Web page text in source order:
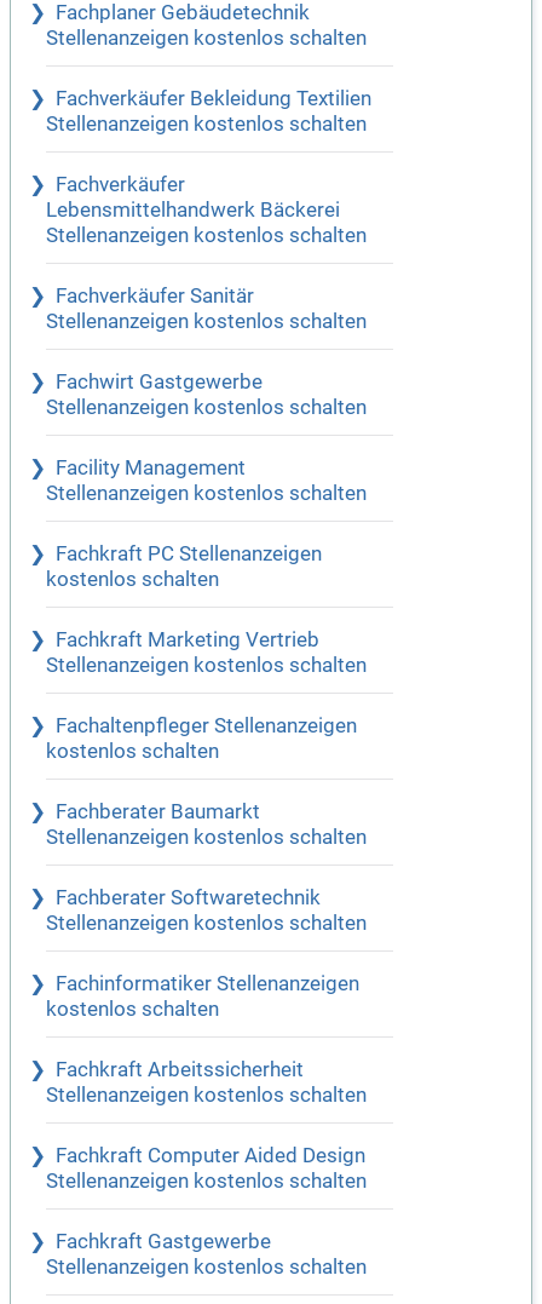
Fachplaner Gebäudetechnik
Stellenanzeigen kostenlos schalten
Fachverkäufer Bekleidung Textilien
Stellenanzeigen kostenlos schalten
Fachverkäufer
Lebensmittelhandwerk Bäckerei
Stellenanzeigen kostenlos schalten
Fachverkäufer Sanitär
Stellenanzeigen kostenlos schalten
Fachwirt Gastgewerbe
Stellenanzeigen kostenlos schalten
Facility Management
Stellenanzeigen kostenlos schalten
Fachkraft PC Stellenanzeigen
kostenlos schalten
Fachkraft Marketing Vertrieb
Stellenanzeigen kostenlos schalten
Fachaltenpfleger Stellenanzeigen
kostenlos schalten
Fachberater Baumarkt
Stellenanzeigen kostenlos schalten
Fachberater Softwaretechnik
Stellenanzeigen kostenlos schalten
Fachinformatiker Stellenanzeigen
kostenlos schalten
Fachkraft Arbeitssicherheit
Stellenanzeigen kostenlos schalten
Fachkraft Computer Aided Design
Stellenanzeigen kostenlos schalten
Fachkraft Gastgewerbe
Stellenanzeigen kostenlos schalten